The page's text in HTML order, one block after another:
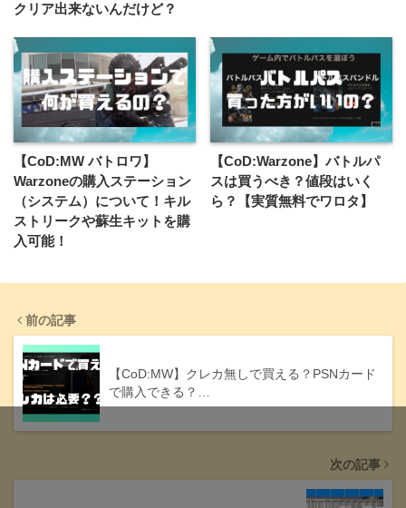
クリア出来ないんだけど？
【CoD:MW バトロワ】
Warzoneの購入ステーション
（システム）について！キル
ストリークや蘇生キットを購
入可能！
【CoD:Warzone】バトルパ
スは買うべき？値段はいく
ら？【実質無料でワロタ】
前の記事
【CoD:MW】クレカ無しで買える？PSNカード
で購入できる？…
次の記事